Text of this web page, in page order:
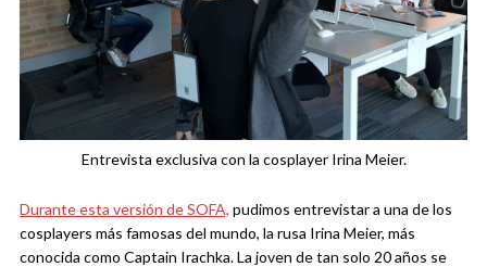
Entrevista exclusiva con la cosplayer Irina Meier.
Durante esta versión de SOFA, pudimos entrevistar a una de los
cosplayers más famosas del mundo, la rusa Irina Meier, más
conocida como Captain Irachka. La joven de tan solo 20 años se